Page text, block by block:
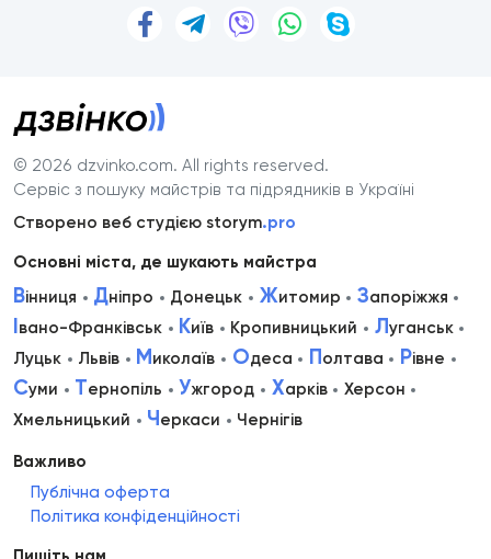
© 2026 dzvinko.com. All rights reserved.
Сервіс з пошуку майстрів та підрядників в Україні
Створено веб студією storym.pro
Основні міста, де шукають майстра
Вінниця Дніпро Донецьк Житомир Запоріжжя
Івано-Франківськ Київ Кропивницький Луганськ
Луцьк
Львів Миколаїв Одеса Полтава Рівне
Суми Тернопіль Ужгород Харків
Херсон
Хмельницький
Черкаси Чернігів
Важливо
Публічна оферта
Політика конфіденційності